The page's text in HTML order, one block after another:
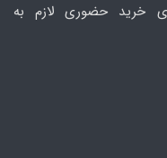
خرید حضوری لازم به